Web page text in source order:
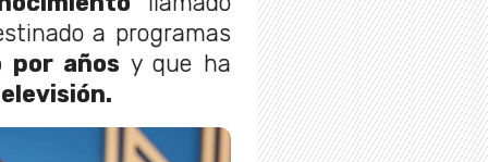
a programas
por años y que ha